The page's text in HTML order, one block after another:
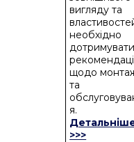
вигляду та
необхідно
щодо
та
я.
>>>